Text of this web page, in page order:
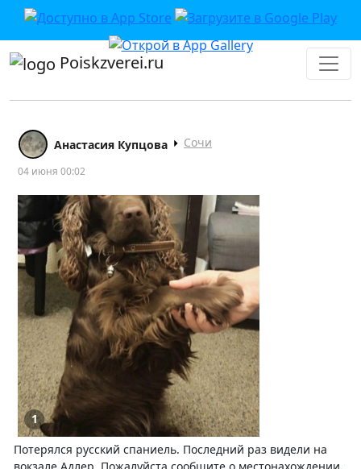
Poiskzverei.ru
Анастасия Купцова Сочи
04 июня 00:02
1
Потерялся русский спаниель. Последний раз видели на
вокзале Адлер. Пожалуйста сообщите о местонахождении.